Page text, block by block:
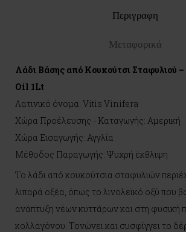
Περιγραφη
Μεταφορικά
Λάδι Βάσης από Κουκούτσι Σταφυλιού –
Oil 1Lt
Λατινικό όνομα: Vitis Vinifera
Χώρα Προέλευσης - Καταγωγής: Αμερική
Χώρα Εισαγωγής: Αγγλία
Μέθοδος Παραγωγής: Ψυχρή έκθλιψη
Το λάδι από κουκούτσια σταφυλιών
λιπαρά οξέα, όπως το λινολεϊκό οξύ που
ανάπτυξη νέων κυττάρων και στη φυσική
κολλαγόνου. Τονώνει και συσφίγγει το